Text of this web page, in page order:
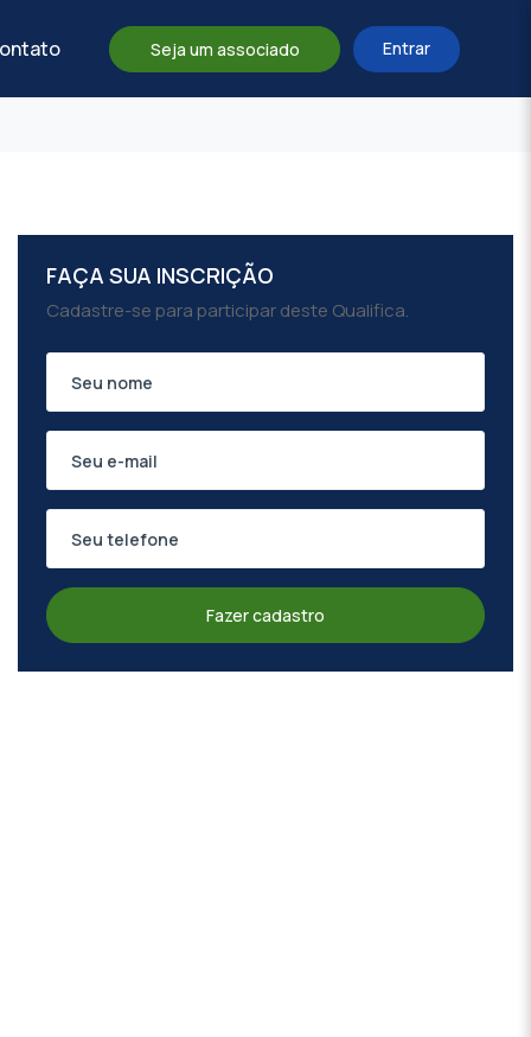
Seja um associado Entrar
FAÇA SUA INSCRIÇÃO
Cadastre-se para participar deste Qualifica.
Fazer cadastro